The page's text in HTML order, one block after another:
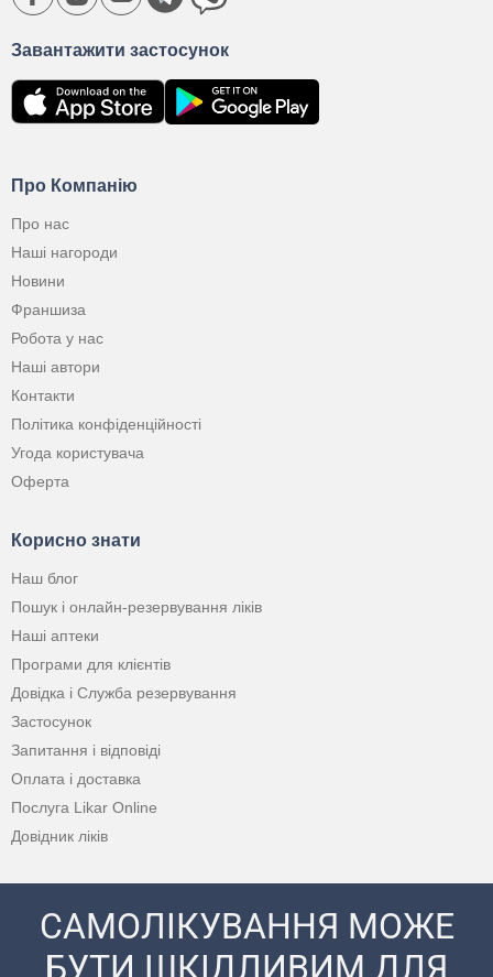
Про Компанію
Про нас
Наші нагороди
Новини
Франшиза
Робота у нас
Наші автори
Контакти
Політика конфіденційності
Угода користувача
Оферта
Корисно знати
Наш блог
Пошук і онлайн-резервування ліків
Наші аптеки
Програми для клієнтів
Довідка і Служба резервування
Застосунок
Запитання і відповіді
Оплата і доставка
Послуга Likar Online
Довідник ліків
Завантажити застосунок
САМОЛІКУВАННЯ МОЖЕ